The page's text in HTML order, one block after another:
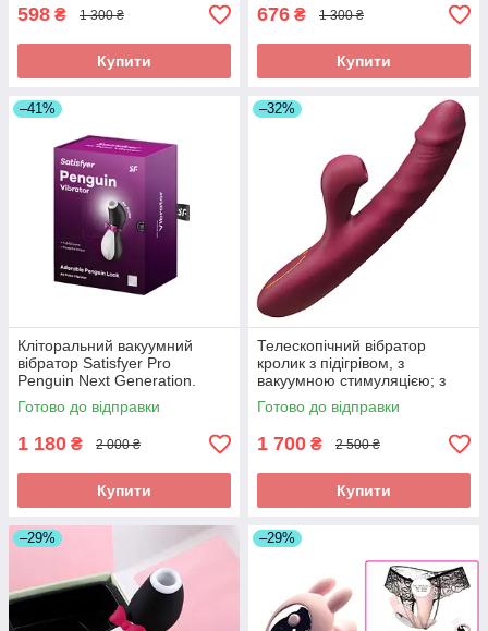
598 ₴ 1 300 ₴
Купити
676 ₴ 1 300 ₴
Купити
–41%
Кліторальний вакуумний
вібратор Satisfyer Pro
Penguin Next Generation.
Стимулятор Пінгвін в
подарунковій коробці
Готово до відправки
1 180 ₴ 2 000 ₴
Купити
–32%
Телескопічний вібратор
кролик з підігрівом, з
вакуумною стимуляцією; з
кульками, що рухаються, на
стовбурі
Готово до відправки
1 700 ₴ 2 500 ₴
Купити
–29% –29%